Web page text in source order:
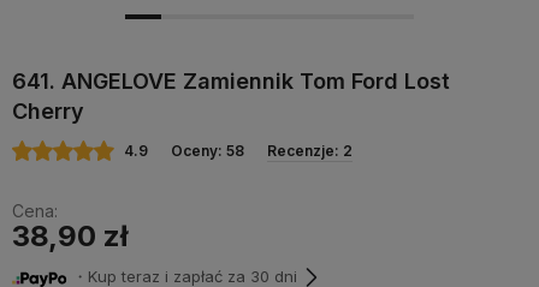
641. ANGELOVE Zamiennik Tom Ford Lost
Cherry
4.9 Oceny: 58 Recenzje: 2
Cena:
38,90 zł
・Kup teraz i zapłać za 30 dni